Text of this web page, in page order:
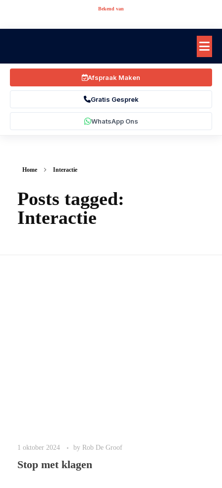
Bekend van
Afspraak Maken
Gratis Gesprek
WhatsApp Ons
Home Interactie
Posts tagged:
Interactie
1 oktober 2024 by Rob De Groof
Stop met klagen